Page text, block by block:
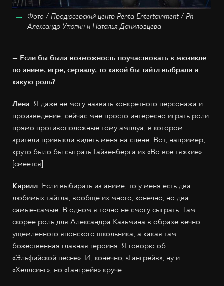
Фото / Продюсерский центр Penta Entertainment / Ph
Александр Утюпин и Наталья Даниловцева
— Если бы была возможность поучаствовать в мюзикле
по аниме, игре, сериалу, то какой бы тайтл выбрали и
какую роль?
Лена: Я даже не могу назвать конкретного персонажа и
произведение, сейчас мне просто интересно играть роли
прямо противоположные тому амплуа, в котором
зрители привыкли видеть меня на сцене. Вот, например,
круто было бы сыграть Гайзенберга из «Во все тяжкие»
[смеется]
Кирилл: Если выбирать из аниме, то у меня есть два
любимых тайтла, вообще их много, конечно, но два
самые-самые. В одном я точно не смогу сыграть. Там
скорее роль для Александра Казьмина в образе вечно
ущемленного японского школьника, а какая там
божественная главная героиня. Я говорю об
«Эльфийской песне». И, конечно, «Гангрейв», ну и
«Хеллсинг», но «Гангрейв» круче.